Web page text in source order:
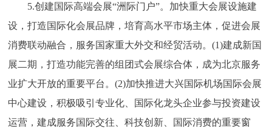
5.创建国际高端会展“洲际门户”。加快重大会展设施建
设，打造国际化会展品牌，培育高水平市场主体，促进会展
消费联动融合，服务国家重大外交和经贸活动。(1)建成新国
展二期，打造功能完善的组团式会展综合体，成为北京服务
业扩大开放的重要平台。(2)加快推进大兴国际机场国际会展
中心建设，积极吸引专业化、国际化龙头企业参与投资建设
运营，建成服务国际交往、科技创新、国际消费的重要窗